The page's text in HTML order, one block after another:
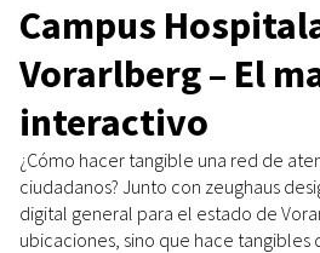
Campus
Vorarlberg – El
interactivo
¿Cómo hacer tangible una red de
ciudadanos? Junto con zeughaus
digital general para el estado de
ubicaciones, sino que hace tangibles